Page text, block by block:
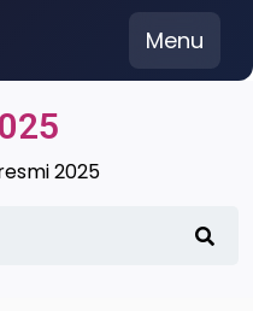
Menu
2025